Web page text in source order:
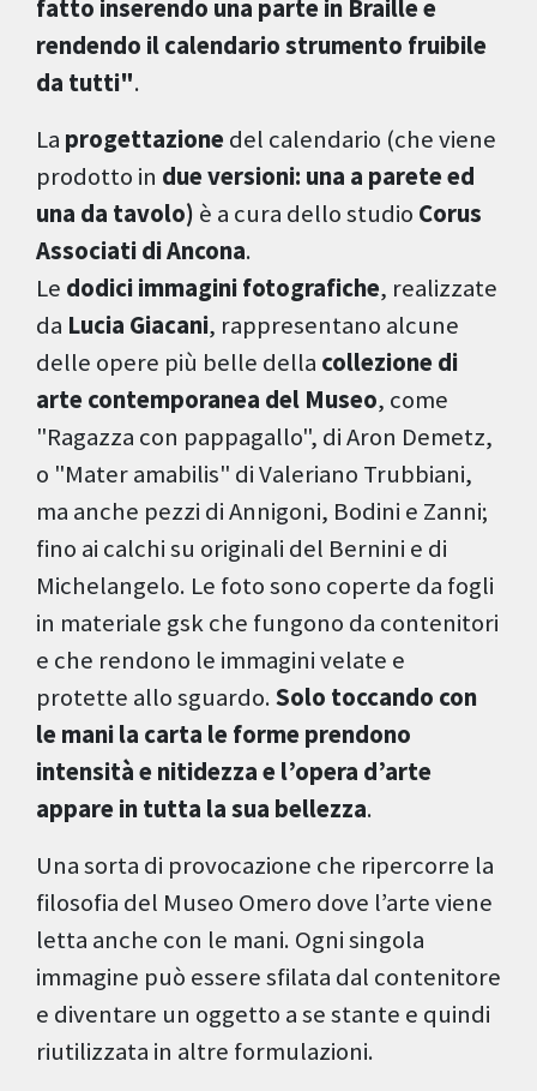
fatto inserendo una parte in Braille e
rendendo il calendario strumento fruibile
da tutti".
La progettazione del calendario (che viene
prodotto in due versioni: una a parete ed
una da tavolo) è a cura dello studio Corus
Associati di Ancona.
Le dodici immagini fotografiche, realizzate
da Lucia Giacani, rappresentano alcune
delle opere più belle della collezione di
arte contemporanea del Museo, come
"Ragazza con pappagallo", di Aron Demetz,
o "Mater amabilis" di Valeriano Trubbiani,
ma anche pezzi di Annigoni, Bodini e Zanni;
fino ai calchi su originali del Bernini e di
Michelangelo. Le foto sono coperte da fogli
in materiale gsk che fungono da contenitori
e che rendono le immagini velate e
protette allo sguardo.Solo toccando con
le mani la carta le forme prendono
intensità e nitidezza e l’opera d’arte
appare in tutta la sua bellezza.
Una sorta di provocazione che ripercorre la
filosofia del Museo Omero dove l’arte viene
letta anche con le mani. Ogni singola
immagine può essere sfilata dal contenitore
e diventare un oggetto a se stante e quindi
riutilizzata in altre formulazioni.